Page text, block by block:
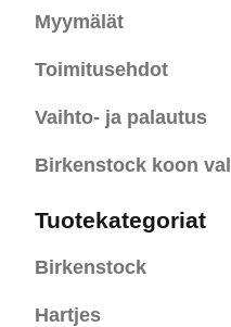
Myymälät
Toimitusehdot
Vaihto- ja palautus
Birkenstock koon
Tuotekategoriat
Birkenstock
Hartjes